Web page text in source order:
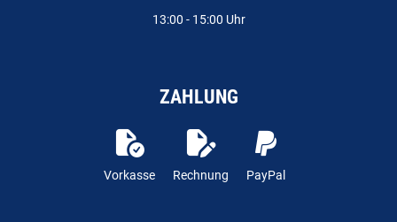
13:00 - 15:00 Uhr
ZAHLUNG
Vorkasse Rechnung PayPal